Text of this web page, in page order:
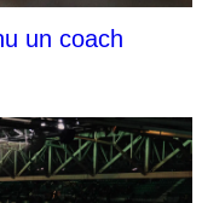
un coach